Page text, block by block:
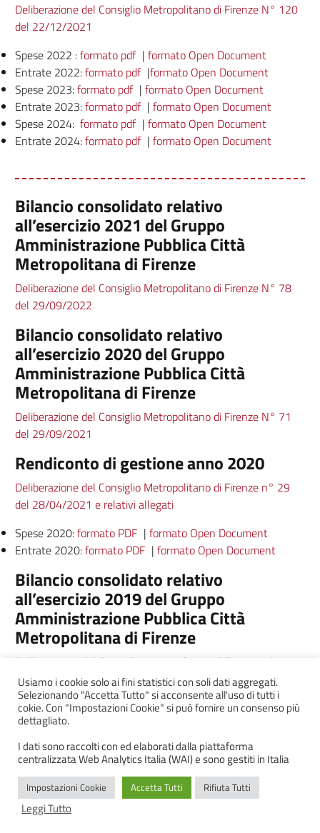
Deliberazione del Consiglio Metropolitano di Firenze N° 120
del 22/12/2021
Spese 2022 :formato pdf | formato Open Document
Entrate 2022:formato pdf |formato Open Document
Spese 2023:formato pdf | formato Open Document
Entrate 2023:formato pdf | formato Open Document
Spese 2024: formato pdf | formato Open Document
Entrate 2024:formato pdf | formato Open Document
Bilancio consolidato relativo
all’esercizio 2021 del Gruppo
Amministrazione Pubblica Città
Metropolitana di Firenze
Deliberazione del Consiglio Metropolitano di Firenze N° 78
del 29/09/2022
Bilancio consolidato relativo
all’esercizio 2020 del Gruppo
Amministrazione Pubblica Città
Metropolitana di Firenze
Deliberazione del Consiglio Metropolitano di Firenze N° 71
del 29/09/2021
Rendiconto di gestione anno 2020
Deliberazione del Consiglio Metropolitano di Firenze n° 29
del 28/04/2021 e relativi allegati
Spese 2020:formato PDF | formato Open Document
Entrate 2020:formato PDF | formato Open Document
Bilancio consolidato relativo
all’esercizio 2019 del Gruppo
Amministrazione Pubblica Città
Metropolitana di Firenze
Deliberazione del Consiglio metropolitano di Firenze n° 92
del 25/11/2020
Bilancio di previsione 2021/2023 e
relativi allegati
Deliberazione del Consiglio Metropolitano di Firenze N° 117
del 23/12/2020
Spese 2021:
Usiamo i cookie solo ai fini statistici con soli dati aggregati.
Selezionando "Accetta Tutto" si acconsente all'uso di tutti i
cokie. Con "Impostazioni Cookie" si può fornire un consenso più
dettagliato.
I dati sono raccolti con ed elaborati dalla piattaforma
centralizzata Web Analytics Italia (WAI) e sono gestiti in Italia
Impostazioni Cookie Accetta Tutti Rifiuta Tutti
Leggi Tutto